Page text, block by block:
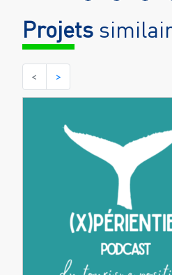
Projets
< >